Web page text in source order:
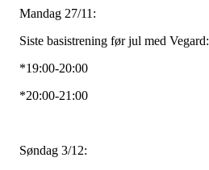
Mandag 27/11:
Siste basistrening før jul med Vegard:
*19:00-20:00
*20:00-21:00
Søndag 3/12: